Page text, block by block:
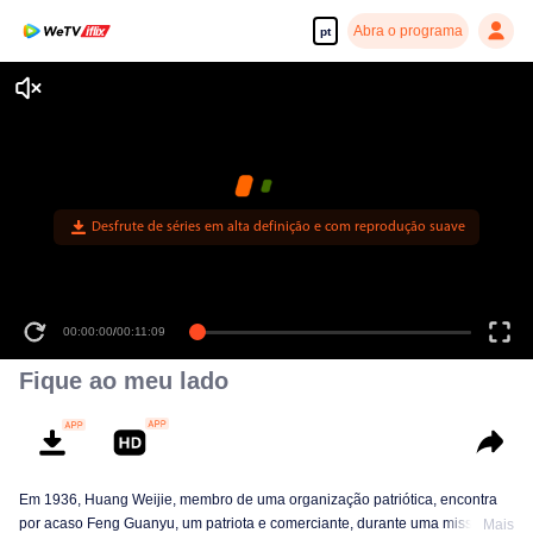
pt Abra o programa
Desfrute de séries em alta definição e com reprodução suave
00:00:00/00:11:09
Fique ao meu lado
Em 1936, Huang Weijie, membro de uma organização patriótica, encontra
por acaso Feng Guanyu, um patriota e comerciante, durante uma missão.Mais